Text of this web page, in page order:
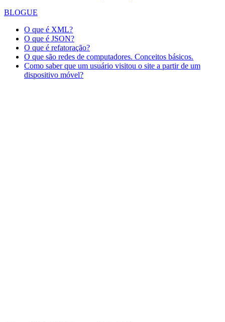
BLOGUE
O que é XML?
O que é JSON?
O que é refatoração?
O que são redes de computadores. Conceitos básicos.
Como saber que um usuário visitou o site a partir de um
dispositivo móvel?